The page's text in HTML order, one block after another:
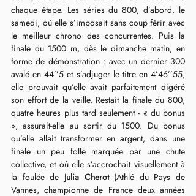
chaque étape. Les séries du 800, d’abord, le
samedi, où elle s’imposait sans coup férir avec
le meilleur chrono des concurrentes. Puis la
finale du 1500 m, dès le dimanche matin, en
forme de démonstration : avec un dernier 300
avalé en 44’’5 et s’adjuger le titre en 4’46’’55,
elle prouvait qu’elle avait parfaitement digéré
son effort de la veille. Restait la finale du 800,
quatre heures plus tard seulement - « du bonus
», assurait-elle au sortir du 1500. Du bonus
qu’elle allait transformer en argent, dans une
finale un peu folle marquée par une chute
collective, et où elle s’accrochait visuellement à
la foulée de Julia Cherot (Athlé du Pays de
Vannes, championne de France deux années